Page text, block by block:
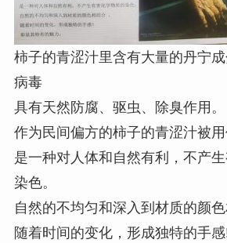
柿子的青涩汁里含有大量的丹宁
病毒
具有天然防腐、驱虫、除臭作用。
作为民间偏方的柿子的青涩汁被用
是一种对人体和自然有利，不产
染色。
自然的不均匀和深入到材质的颜色
随着时间的变化，形成独特的手